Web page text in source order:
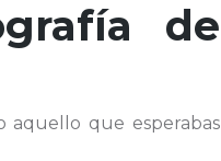
de
aquello que esperabas